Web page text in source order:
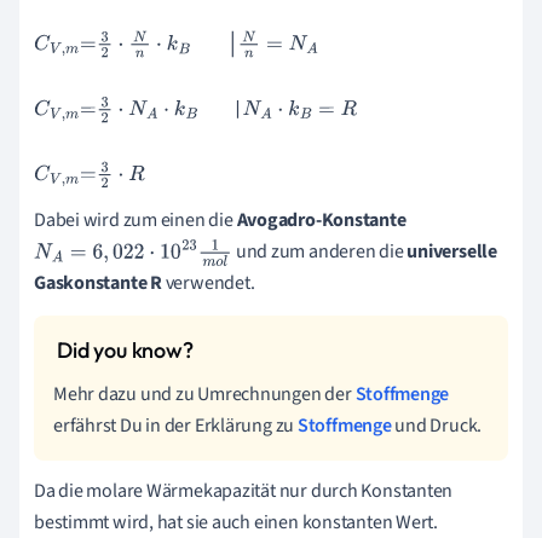
=NACV,m= 3 2·NA k B A·kB=RCV, m= 32
Dabei wird zum einen dieAvogadro-Konstante
NA= 6,022·10231 mol und zum anderen dieuniverselle
Gaskonstante Rverwendet.
Mehr dazu und zu Umrechnungen derStoffmenge
erfährst Du in der Erklärung zuStoffmengeund Druck.
Da die molare Wärmekapazität nur durch Konstanten
bestimmt wird, hat sie auch einen konstanten Wert.